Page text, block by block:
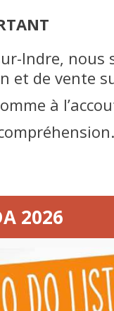
Indre,
et de vente
à
2026